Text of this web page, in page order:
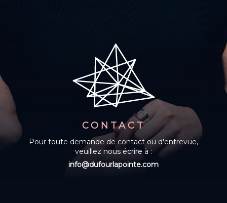
CONTACT
Pour toute demande de contact ou d'entrevue,
veuillez nous écrire à :
info@dufourlapointe.com